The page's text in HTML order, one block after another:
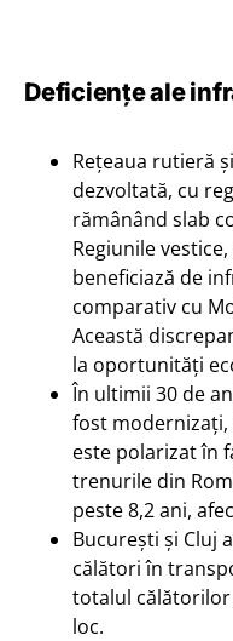
Deficiențe ale
Rețeaua rutieră
dezvoltată, cu
rămânând slab
Regiunile
beneficiază de
comparativ cu
Această
la oportunități
În ultimii 30 de
fost
este polarizat în
trenurile din
peste 8,2 ani,
București și Cluj
călători în
totalul călătorilor
loc.